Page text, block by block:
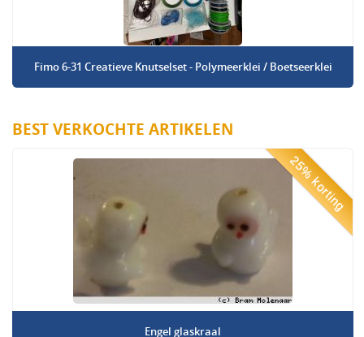
Fimo 6-31 Creatieve Knutselset - Polymeerklei / Boetseerklei
BEST VERKOCHTE ARTIKELEN
25% korting
Engel glaskraal